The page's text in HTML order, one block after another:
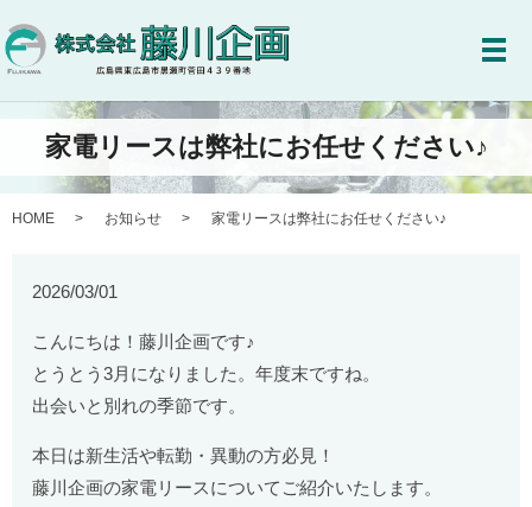
メ
家電リースは弊社にお任せください♪
HOME お知らせ 家電リースは弊社にお任せください♪
2026/03/01
こんにちは！藤川企画です♪
とうとう3月になりました。年度末ですね。
出会いと別れの季節です。
本日は新生活や転勤・異動の方必見！
藤川企画の家電リースについてご紹介いたします。